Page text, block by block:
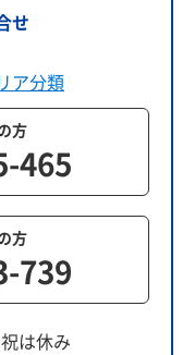
せ
ア分類
方
465
方
739
は休み